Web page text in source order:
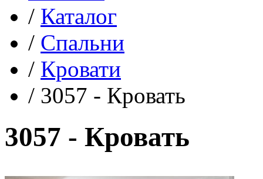
/ Каталог
/ Спальни
/ Кровати
/ 3057 - Кровать
3057 - Кровать